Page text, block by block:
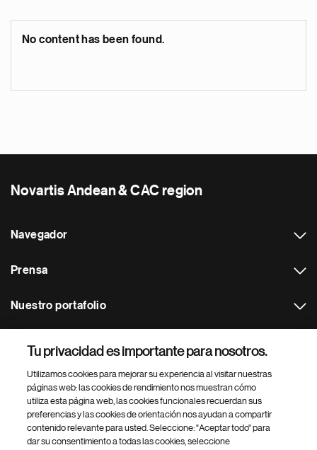
No content has been found.
Novartis Andean & CAC region
Navegador
Prensa
Nuestro portafolio
Footer Site Search
Tu privacidad es importante para nosotros.
Utilizamos cookies para mejorar su experiencia al visitar nuestras
páginas web: las cookies de rendimiento nos muestran cómo
utiliza esta página web, las cookies funcionales recuerdan sus
preferencias y las cookies de orientación nos ayudan a compartir
contenido relevante para usted. Seleccione: "Aceptar todo" para
dar su consentimiento a todas las cookies, seleccione